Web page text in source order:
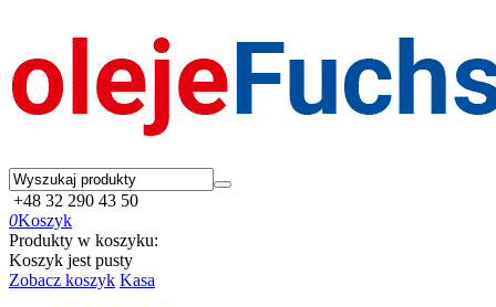
+48 32 290 43 50
0Koszyk
Produkty w koszyku:
Koszyk jest pusty
Zobacz koszyk Kasa